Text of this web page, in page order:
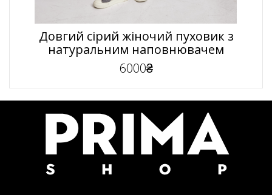
Довгий сірий жіночий пуховик з
натуральним наповнювачем
6000₴